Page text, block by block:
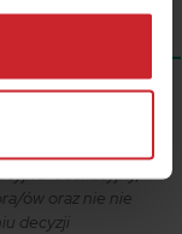
jak
Polityki
edukacyjny,
ów oraz nie nie
decyzji